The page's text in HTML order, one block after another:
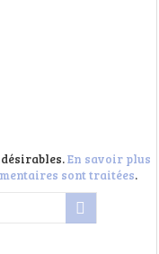
En savoir plus
sont traitées.